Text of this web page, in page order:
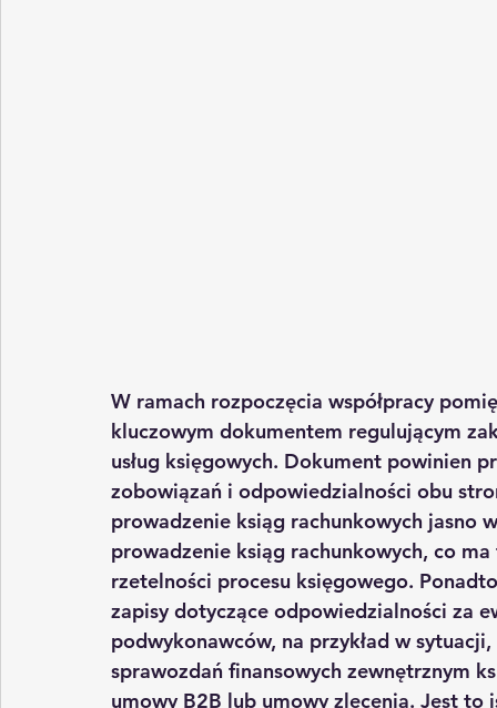
W ramach rozpoczęcia współpracy
kluczowym dokumentem regulującym
usług księgowych. Dokument powinien
zobowiązań i odpowiedzialności obu
prowadzenie ksiąg rachunkowych jasno
prowadzenie ksiąg rachunkowych, co
rzetelności procesu księgowego.
zapisy dotyczące odpowiedzialności za
podwykonawców, na przykład w
sprawozdań finansowych zewnętrznym
umowy B2B lub umowy zlecenia. Jest to